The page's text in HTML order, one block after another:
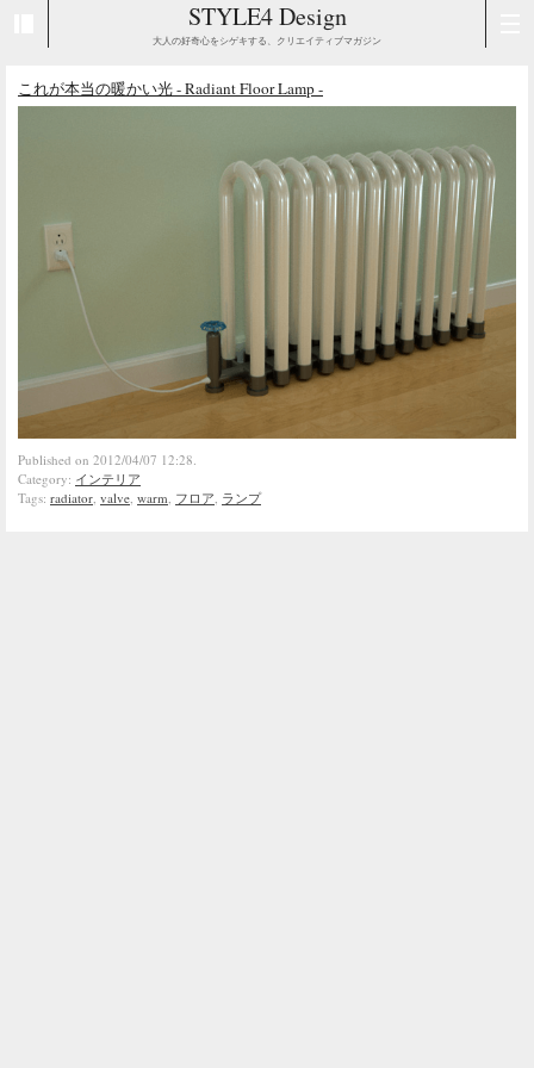
STYLE4 Design
大人の好奇心をシゲキする、クリエイティブマガジン
これが本当の暖かい光 - Radiant Floor Lamp -
Published on 2012/04/07 12:28.
Category: インテリア
Tags: radiator valve warm フロア ランプ